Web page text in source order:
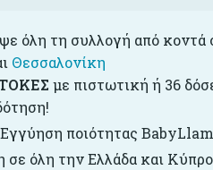
όλη τη συλλογή από κοντά
Θεσσαλονίκη
με πιστωτική ή 36
ποιότητας
σε όλη την Ελλάδα και Κύπρο